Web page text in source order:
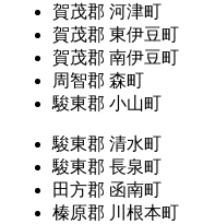
賀茂郡 河津町
賀茂郡 東伊豆町
賀茂郡 南伊豆町
周智郡 森町
駿東郡 小山町
駿東郡 清水町
駿東郡 長泉町
田方郡 函南町
榛原郡 川根本町